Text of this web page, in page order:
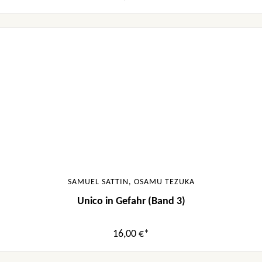
SAMUEL SATTIN, OSAMU TEZUKA
Unico in Gefahr (Band 3)
16,00 €*